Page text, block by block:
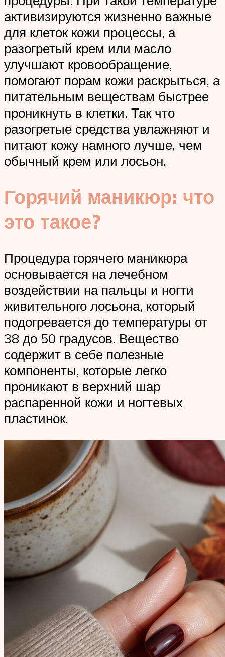
активизируются жизненно важные
для клеток кожи процессы, а
разогретый крем или масло
улучшают кровообращение,
помогают порам кожи раскрыться, а
питательным веществам быстрее
проникнуть в клетки. Так что
разогретые средства увлажняют и
питают кожу намного лучше, чем
обычный крем или лосьон.
Горячий маникюр: что
это такое?
Процедура горячего маникюра
основывается на лечебном
воздействии на пальцы и ногти
живительного лосьона, который
подогревается до температуры от
38 до 50 градусов. Вещество
содержит в себе полезные
компоненты, которые легко
проникают в верхний шар
распаренной кожи и ногтевых
пластинок.